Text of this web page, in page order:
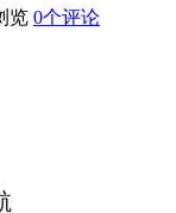
览 0个评论